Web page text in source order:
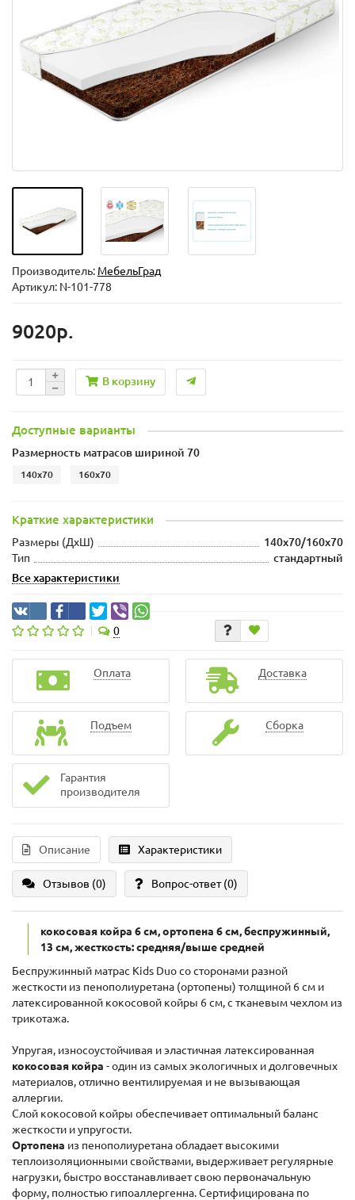
Производитель: МебельГрад
Артикул: N-101-778
9020р.
В корзину
Доступные варианты
Размерность матрасов шириной 70
140x70 160x70
Краткие характеристики
Размеры (ДxШ)
140x70/160x70
Тип
стандартный
Все характеристики
0
Оплата Доставка
Подъем Сборка
Гарантия
производителя
Описание Характеристики
Отзывов (0) Вопрос-ответ(0)
кокосовая койра 6 см, ортопена 6 см, беспружинный,
13 см, жесткость: средняя/выше средней
Беспружинный матрас Kids Duo со сторонами разной
жесткости из пенополиуретана (ортопены) толщиной 6 см и
латексированной кокосовой койры 6 см, с тканевым чехлом из
трикотажа.
Упругая, износоустойчивая и эластичная латексированная
кокосовая койра - один из самых экологичных и долговечных
материалов, отлично вентилируемая и не вызывающая
аллергии.
Слой кокосовой койры обеспечивает оптимальный баланс
жесткости и упругости.
Ортопена из пенополиуретана обладает высокими
теплоизоляционными свойствами, выдерживает регулярные
нагрузки, быстро восстанавливает свою первоначальную
форму, полностью гипоаллергенна. Сертифицирована по